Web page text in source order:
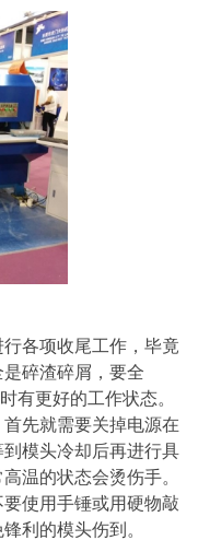
各项收尾工作，毕竟
碎渣碎屑，要全
有更好的工作状态。
先就需要关掉电源在
模头冷却后再进行具
温的状态会烫伤手。
使用手锤或用硬物敲
利的模头伤到。